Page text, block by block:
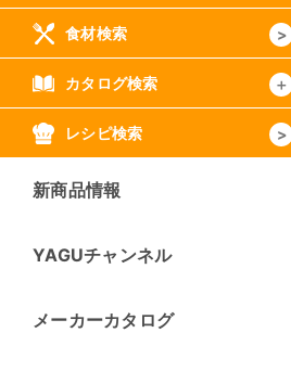
食材検索
カタログ検索
レシピ検索
新商品情報
YAGUチャンネル
メーカーカタログ